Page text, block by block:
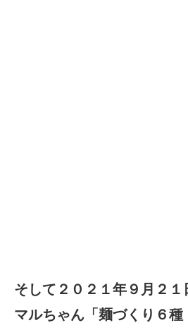
そして２０２１年９月２
マルちゃん「麺づくり６